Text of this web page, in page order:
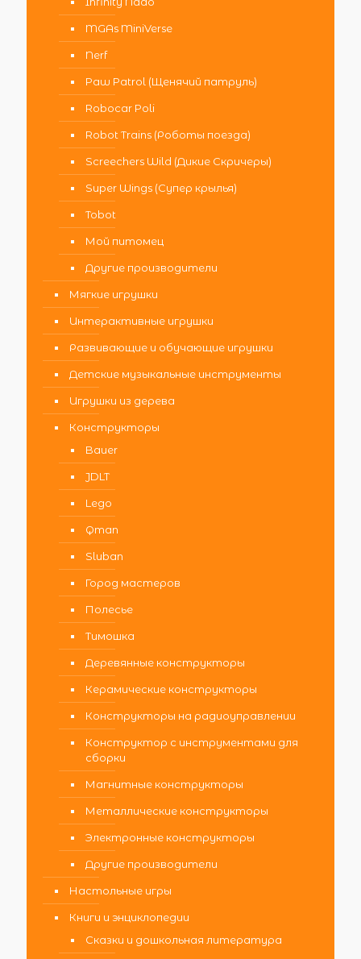
MGAs MiniVerse
Nerf
Paw Patrol (Щенячий патруль)
Robocar Poli
Robot Trains (Роботы поезда)
Screechers Wild (Дикие Скричеры)
Super Wings (Супер крылья)
Tobot
Мой питомец
Другие производители
Мягкие игрушки
Интерактивные игрушки
Развивающие и обучающие игрушки
Детские музыкальные инструменты
Игрушки из дерева
Конструкторы
Bauer
JDLT
Lego
Qman
Sluban
Город мастеров
Полесье
Тимошка
Деревянные конструкторы
Керамические конструкторы
Конструкторы на радиоуправлении
Конструктор с инструментами для
сборки
Магнитные конструкторы
Металлические конструкторы
Электронные конструкторы
Другие производители
Настольные игры
Книги и энциклопедии
Сказки и дошкольная литература